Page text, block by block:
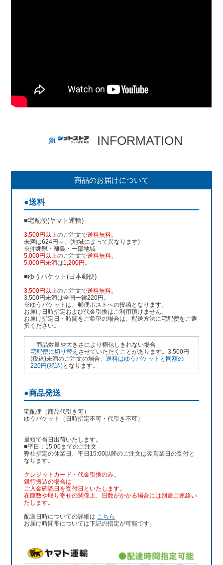
INFORMATION
商品のお届けについて
●送料
■宅配便(ヤマト運輸)
3,500円以上のご注文で送料無料。
未満は624円～。(地域によって異なります)
※沖縄県・離島・一部地域
5,000円以上のご注文で送料無料。
5,000円未満は1,200円 。
■ゆうパケット(日本郵便)
3,500円以上のご注文で送料無料。
3,500円未満は全国一律220円。
※ゆうパケットは、郵便ポストへの投函となります。
お届け日時指定および代金引換はご利用頂けません。
お届け指定日・時間をご希望の場合は、配送方法に宅配便をご選
択ください。
「商品数量や大きさにより梱包しきれない場合」
宅配便に切り替え させていただくことがあります。3,500円
(税込)未満のご注文の場合、送料はゆうパケットと同額の
220円(税込)となります。
●商品発送
宅配便（商品代引き可）
ゆうパケット（日時指定不可・代引き不可）
最短で当日出荷いたします。
■平日：15:00までのご注文
弊社指定の休業日、平日15:00以降のご注文は翌営業日の受付と
なります。
クレジットカード・代金引換のみ。
銀行振込の場合は
ご入金確認日を受付日といたします。
在庫数や取り寄せの関係上、日数がかかる場合には別途ご連絡い
たします。
配送日時についての詳細は こちら
お届け時間帯については下記の指定が可能です。